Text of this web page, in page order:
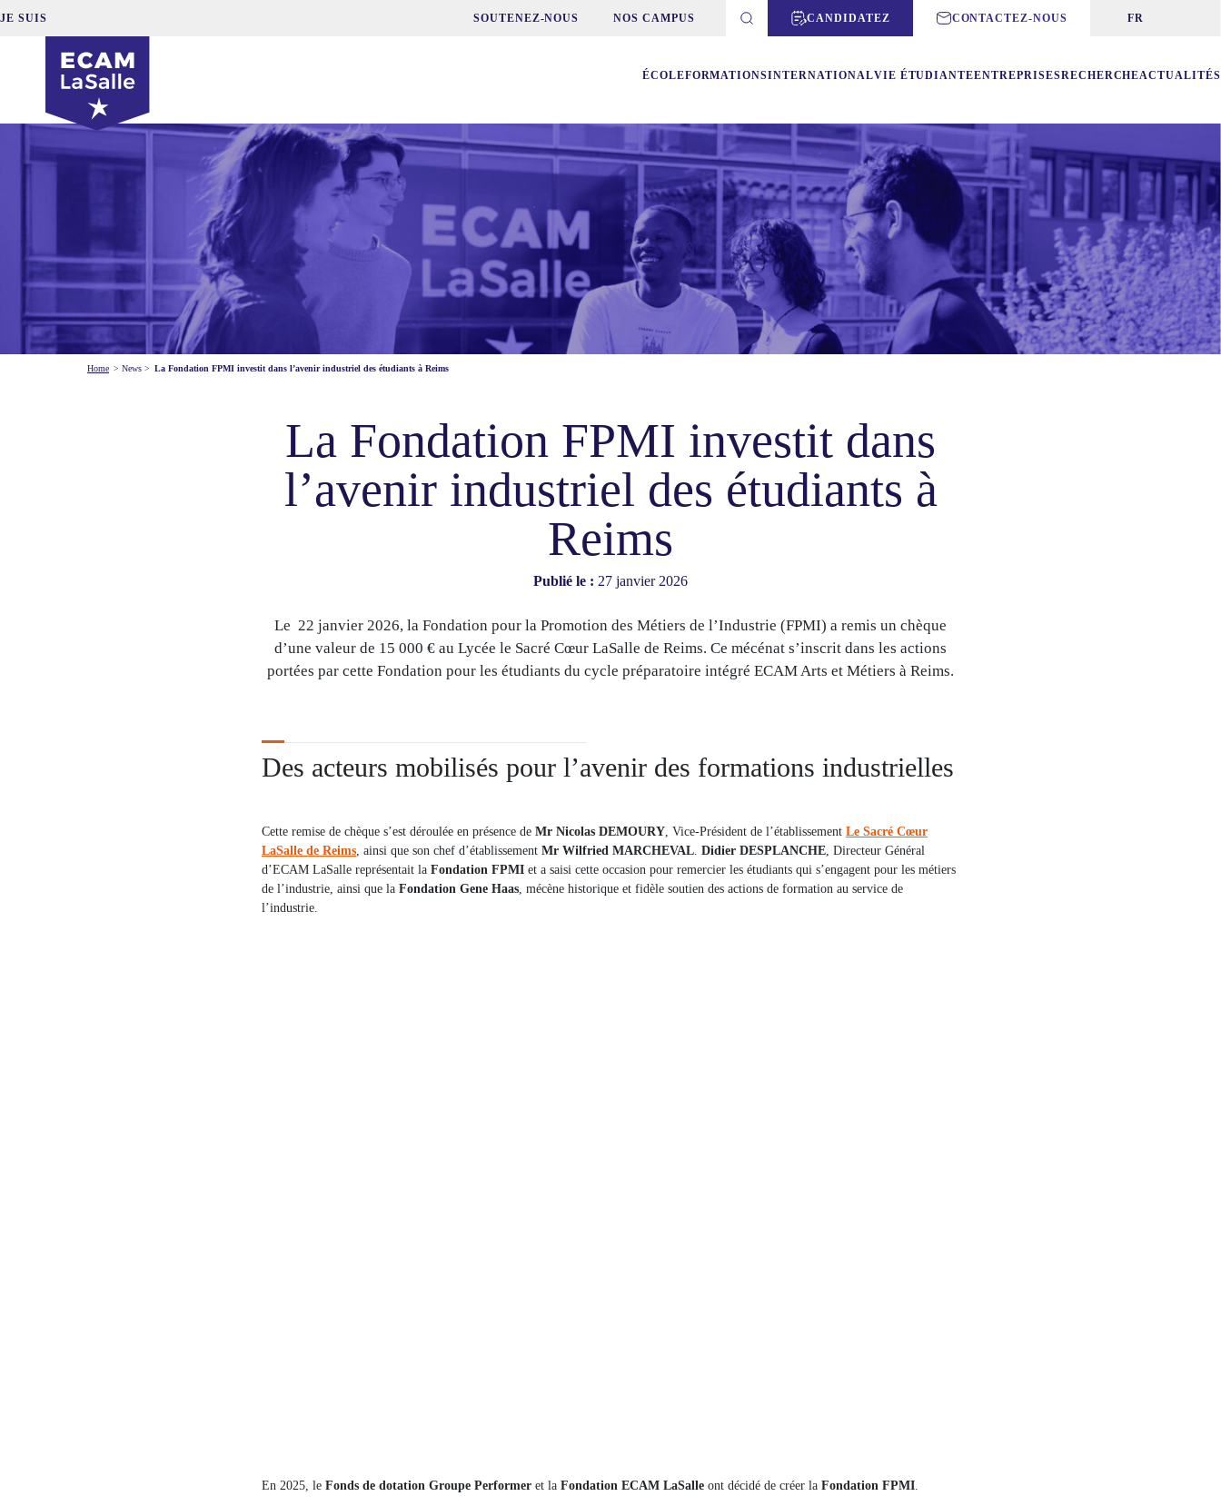
JE SUIS SOUTENEZ-NOUS NOS CAMPUS CANDIDATEZ CONTACTEZ-NOUS FR
ÉCOLEFORMATIONSINTERNATIONALVIE ÉTUDIANTEENTREPRISESRECHERCHEACTUALITÉS
Home > News > La Fondation FPMI investit dans l’avenir industriel des étudiants à Reims
La Fondation FPMI investit dans
l’avenir industriel des étudiants à
Reims
Publié le : 27 janvier 2026
Le 22 janvier 2026, la Fondation pour la Promotion des Métiers de l’Industrie (FPMI) a remis un chèque
d’une valeur de 15 000 € au Lycée le Sacré Cœur LaSalle de Reims. Ce mécénat s’inscrit dans les actions
portées par cette Fondation pour les étudiants du cycle préparatoire intégré ECAM Arts et Métiers à Reims.
Des acteurs mobilisés pour l’avenir des formations industrielles
Cette remise de chèque s’est déroulée en présence de Mr Nicolas DEMOURY, Vice-Président de l’établissement Le Sacré Cœur
LaSalle de Reims, ainsi que son chef d’établissement Mr Wilfried MARCHEVAL. Didier DESPLANCHE, Directeur Général
d’ECAM LaSalle représentait la Fondation FPMI et a saisi cette occasion pour remercier les étudiants qui s’engagent pour les métiers
de l’industrie, ainsi que la Fondation Gene Haas, mécène historique et fidèle soutien des actions de formation au service de
l’industrie.
En 2025, le Fonds de dotation Groupe Performer et la Fondation ECAM LaSalle ont décidé de créer la Fondation FPMI.